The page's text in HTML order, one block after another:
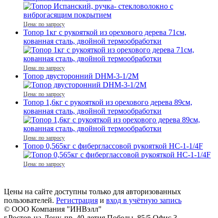
Цена: по запросу
Топор 1кг с рукояткой из орехового дерева 71см,
кованная сталь, двойной термообработки
Цена: по запросу
Топор двусторонний DHM-3-1/2M
Цена: по запросу
Топор 1,6кг с рукояткой из орехового дерева 89см,
кованная сталь, двойной термообработки
Цена: по запросу
Топор 0,565кг с фиберглассовой рукояткой HC-1-1/4F
Цена: по запросу
Цены на сайте доступны только для авторизованных
пользователей. Регистрация и вход в учётную запись
© ООО Компания "ИНВэлл"